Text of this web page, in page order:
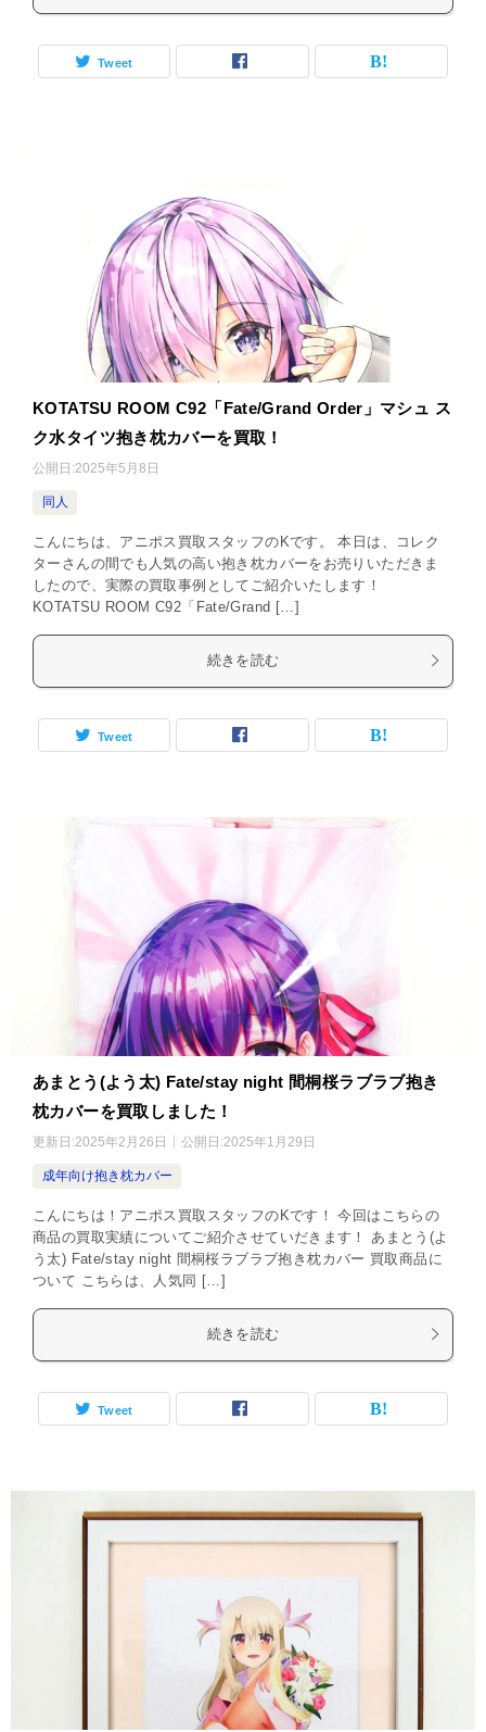
Tweet
KOTATSU ROOM C92「Fate/Grand Order」マシュ ス
ク水タイツ抱き枕カバーを買取！
公開日:2025年5月8日
同人
こんにちは、アニポス買取スタッフのKです。 本日は、コレク
ターさんの間でも人気の高い抱き枕カバーをお売りいただきま
したので、実際の買取事例としてご紹介いたします！
KOTATSU ROOM C92「Fate/Grand […]
続きを読む
Tweet
あまとう(よう太) Fate/stay night 間桐桜ラブラブ抱き
枕カバーを買取しました！
更新日:2025年2月26日 公開日:2025年1月29日
成年向け抱き枕カバー
こんにちは！アニポス買取スタッフのKです！ 今回はこちらの
商品の買取実績についてご紹介させていだきます！ あまとう(よ
う太) Fate/stay night 間桐桜ラブラブ抱き枕カバー 買取商品に
ついて こちらは、人気同 […]
続きを読む
Tweet